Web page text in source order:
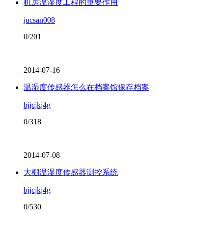
机房温湿度工程的重要作用
jucsan008
0/201
2014-07-16
温湿度传感器怎么在档案馆保存档案
bjjcjkj4g
0/318
2014-07-08
大棚温湿度传感器测控系统
bjjcjkj4g
0/530